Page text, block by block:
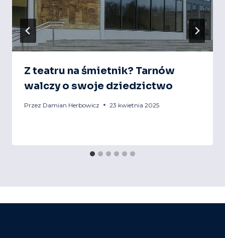
Z teatru na śmietnik? Tarnów
walczy o swoje dziedzictwo
Przez Damian Herbowicz 23 kwietnia 2025